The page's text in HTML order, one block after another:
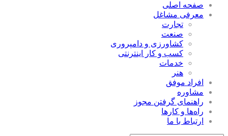
صفحه اصلی
معرفی مشاغل
تجارت
صنعت
كشاورزی و دامپروری
كسب و كار اينترنتی
خدمات
هنر
افراد موفق
مشاوره
راهنمای گرفتن مجوز
راه‌ها و كارها
ارتباط با ما